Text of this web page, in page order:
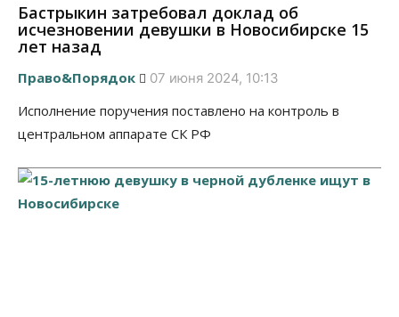
Бастрыкин затребовал доклад об
исчезновении девушки в Новосибирске 15
лет назад
Право&Порядок 07 июня 2024, 10:13
Исполнение поручения поставлено на контроль в
центральном аппарате СК РФ